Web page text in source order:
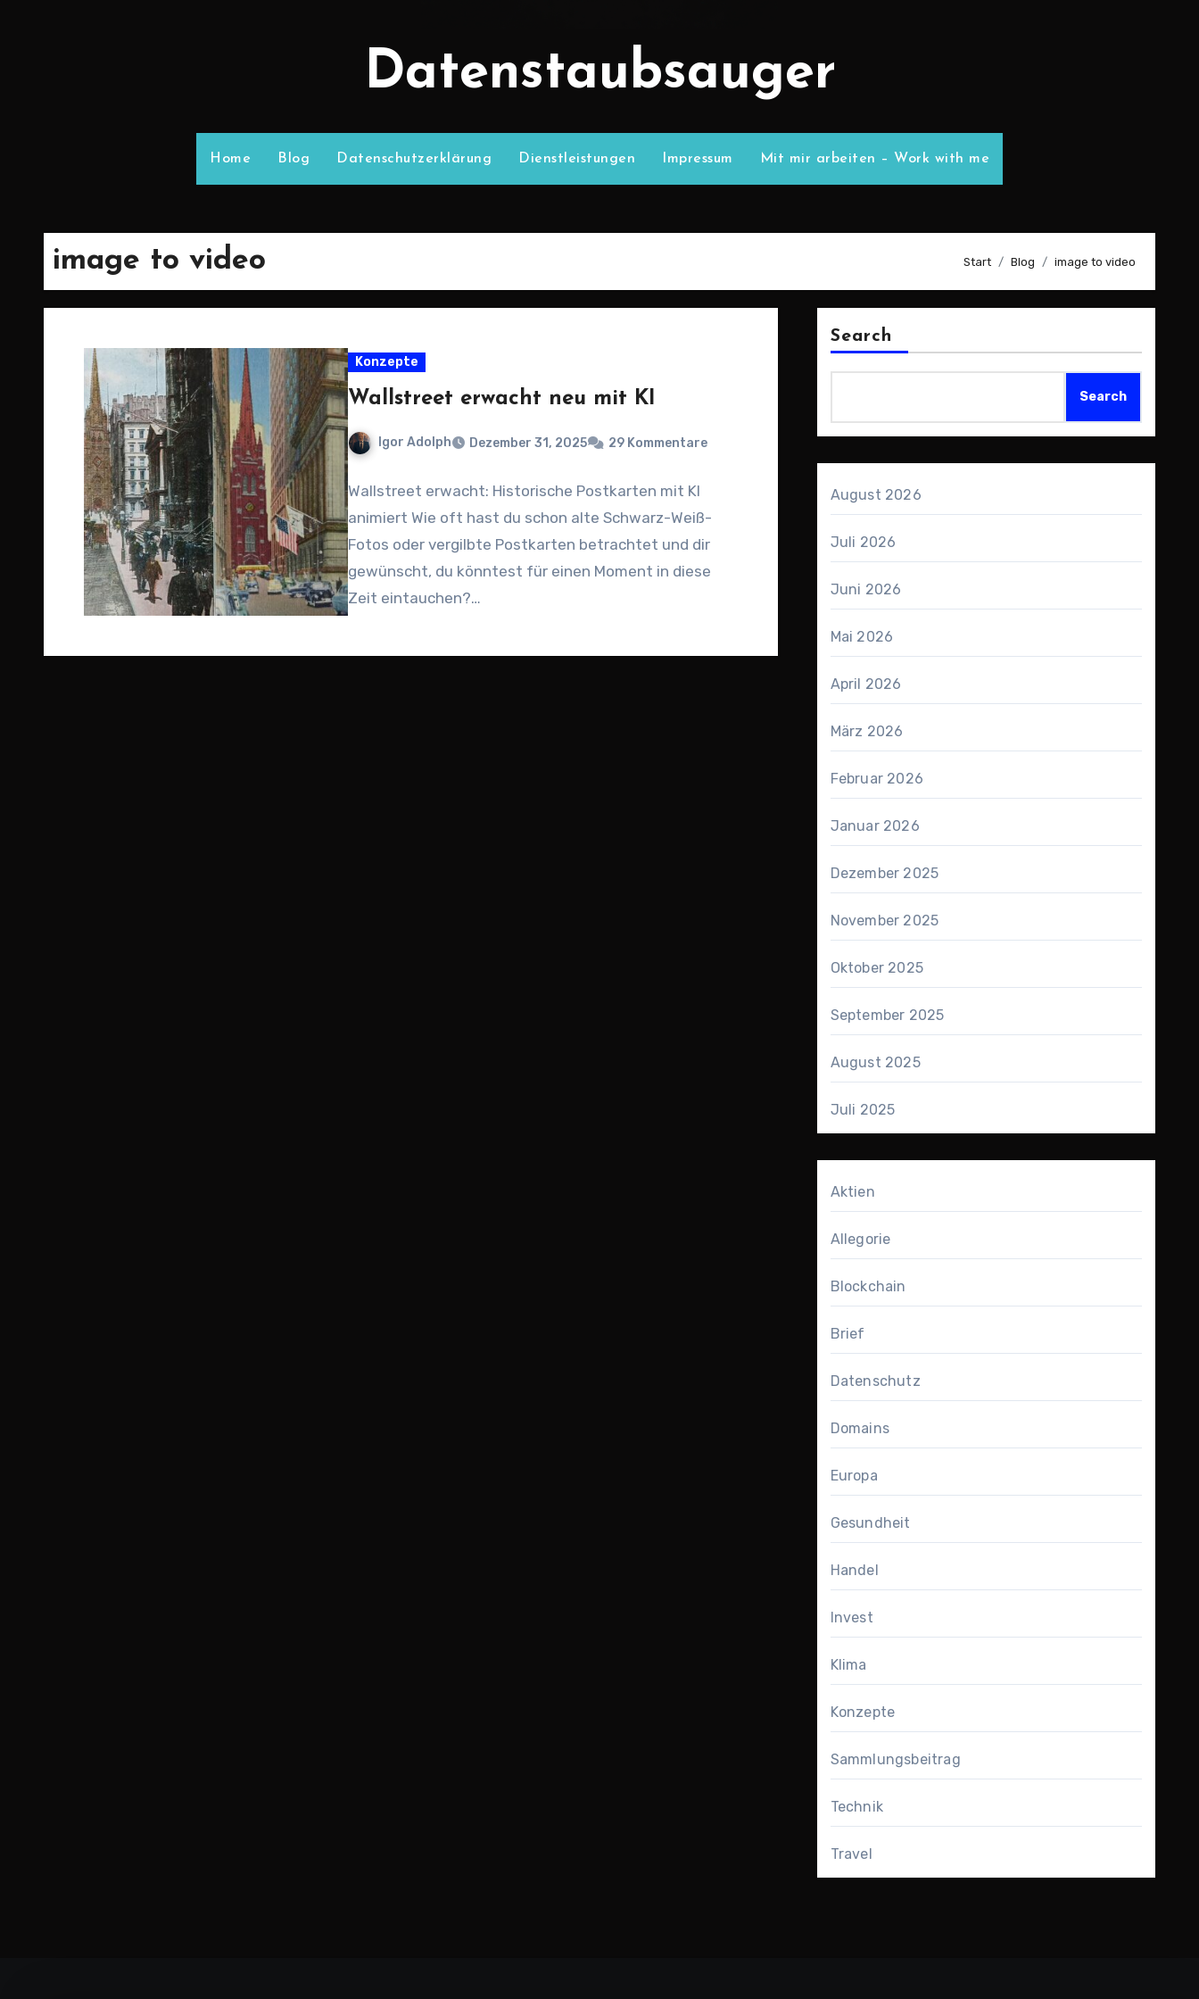
Datenstaubsauger
Home Blog Datenschutzerklärung Dienstleistungen Impressum Mit mir arbeiten – Work with me
image to video Start Blog image to video
Konzepte
Wallstreet erwacht neu mit KI
Igor Adolph Dezember 31, 2025 29 Kommentare
Wallstreet erwacht: Historische Postkarten mit KI
animiert Wie oft hast du schon alte Schwarz-Weiß-
Fotos oder vergilbte Postkarten betrachtet und dir
gewünscht, du könntest für einen Moment in diese
Zeit eintauchen?…
Search
Search
August 2026
Juli 2026
Juni 2026
Mai 2026
April 2026
März 2026
Februar 2026
Januar 2026
Dezember 2025
November 2025
Oktober 2025
September 2025
August 2025
Juli 2025
Aktien
Allegorie
Blockchain
Brief
Datenschutz
Domains
Europa
Gesundheit
Handel
Invest
Klima
Konzepte
Sammlungsbeitrag
Technik
Travel